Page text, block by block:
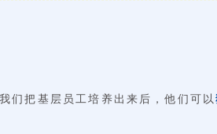
们把基层员工培养出来后，他们可以